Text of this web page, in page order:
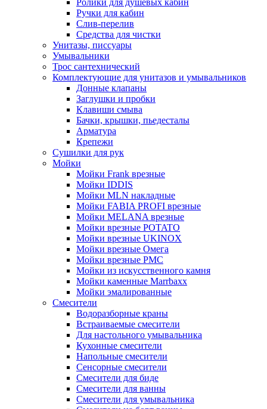
Ручки для кабин
Слив-перелив
Средства для чистки
Унитазы, писсуары
Умывальники
Трос сантехнический
Комплектующие для унитазов и умывальников
Донные клапаны
Заглушки и пробки
Клавиши смыва
Бачки, крышки, пьедесталы
Арматура
Крепежи
Сушилки для рук
Мойки
Мойки Frank врезные
Мойки IDDIS
Мойки MLN накладные
Мойки FABIA PROFI врезные
Мойки MELANA врезные
Мойки врезные POTATO
Мойки врезные UKINOX
Мойки врезные Омега
Мойки врезные РМС
Мойки из искусственного камня
Мойки каменные Marrbaxx
Мойки эмалированные
Смесители
Водоразборные краны
Встраиваемые смесители
Для настольного умывальника
Кухонные смесители
Напольные смесители
Сенсорные смесители
Смесители для биде
Смесители для ванны
Смесители для умывальника